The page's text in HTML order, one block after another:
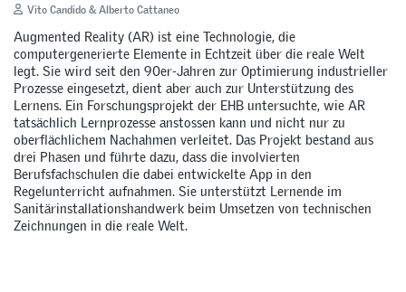
Vito Candido & Alberto Cattaneo
Augmented Reality (AR) ist eine Technologie, die
computergenerierte Elemente in Echtzeit über die reale Welt
legt. Sie wird seit den 90er-Jahren zur Optimierung industrieller
Prozesse eingesetzt, dient aber auch zur Unterstützung des
Lernens. Ein Forschungsprojekt der EHB untersuchte, wie AR
tatsächlich Lernprozesse anstossen kann und nicht nur zu
oberflächlichem Nachahmen verleitet. Das Projekt bestand aus
drei Phasen und führte dazu, dass die involvierten
Berufsfachschulen die dabei entwickelte App in den
Regelunterricht aufnahmen. Sie unterstützt Lernende im
Sanitärinstallationshandwerk beim Umsetzen von technischen
Zeichnungen in die reale Welt.